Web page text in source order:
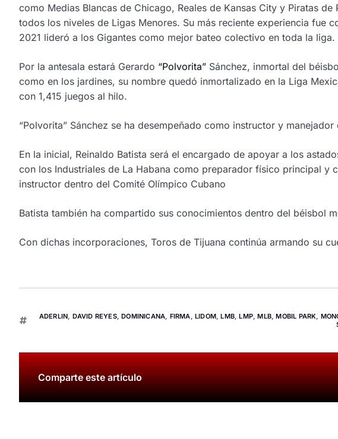
como Medias Blancas de Chicago, Reales de Kansas City y Piratas
todos los niveles de Ligas Menores. Su más reciente experiencia fue
2021 lideró a los Gigantes como mejor bateo colectivo en toda la liga.
Por la antesala estará Gerardo “Polvorita” Sánchez, inmortal del
como en los jardines, su nombre quedó inmortalizado en la Liga
con 1,415 juegos al hilo.
“Polvorita” Sánchez se ha desempeñado como instructor y
En la inicial, Reinaldo Batista será el encargado de apoyar a los
con los Industriales de La Habana como preparador físico principal
instructor dentro del Comité Olímpico Cubano
Batista también ha compartido sus conocimientos dentro del béisbol
Con dichas incorporaciones, Toros de Tijuana continúa armando su
ADERLIN DAVID REYES,DOMINICANA FIRMA ,LIDOM ,LMB ,LMP ,MLB ,MOBIL PARK
Comparte este artículo